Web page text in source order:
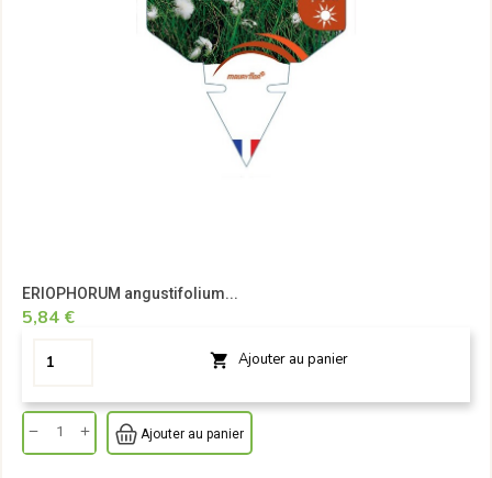
ERIOPHORUM angustifolium...
5,84 €
 Ajouter au panier
Ajouter au panier